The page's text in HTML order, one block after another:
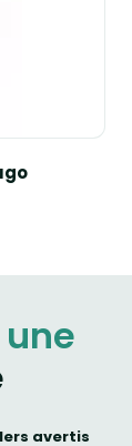
avertis